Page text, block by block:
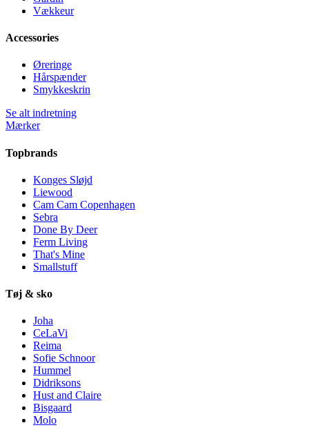
Vækkeur
Accessories
Øreringe
Hårspænder
Smykkeskrin
Se alt indretning
Mærker
Topbrands
Konges Sløjd
Liewood
Cam Cam Copenhagen
Sebra
Done By Deer
Ferm Living
That's Mine
Smallstuff
Tøj & sko
Joha
CeLaVi
Reima
Sofie Schnoor
Hummel
Didriksons
Hust and Claire
Bisgaard
Molo